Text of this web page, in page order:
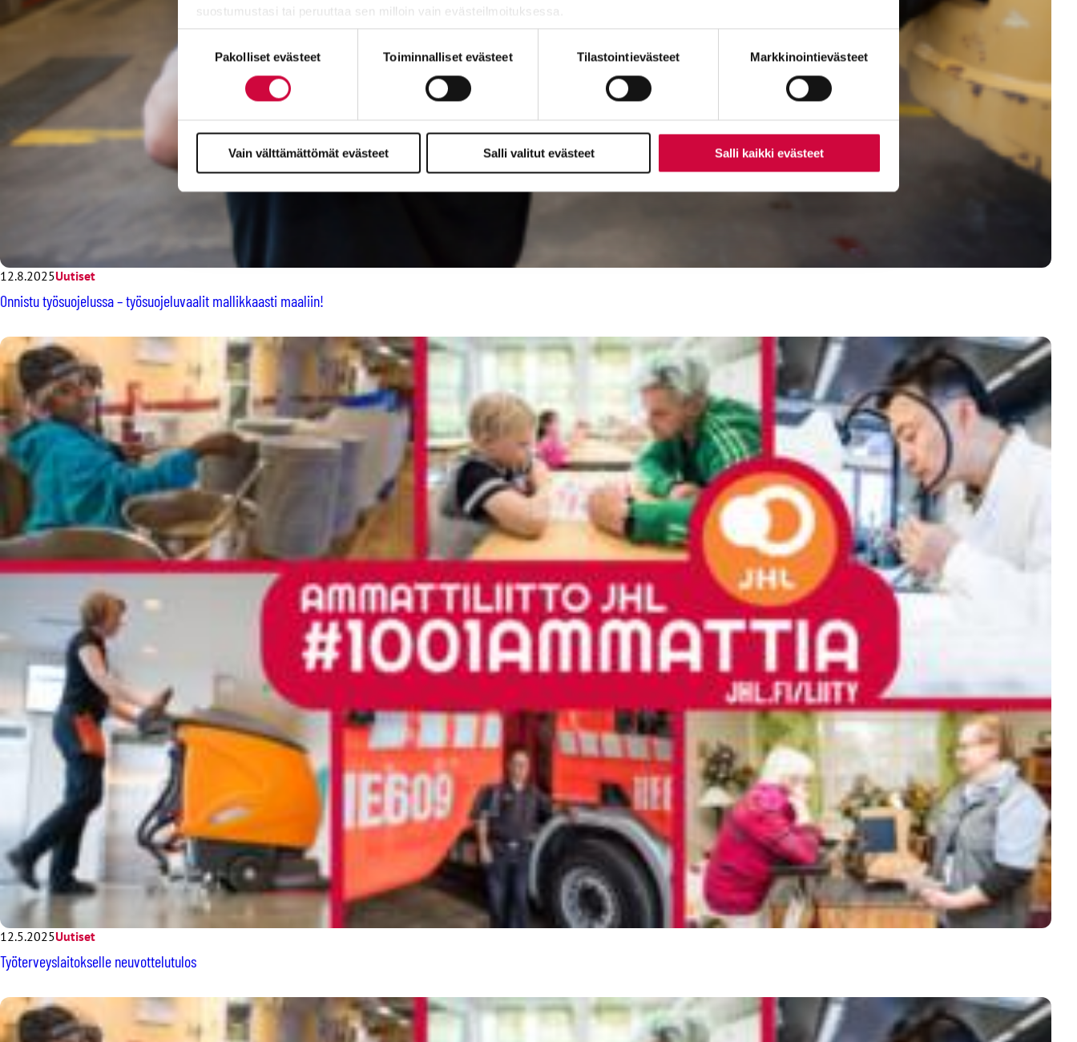
suostumustasi tai peruuttaa sen milloin vain evästeilmoituksessa.
Evästeistä osa on välttämättömiä, osa sivuston toimintaa parantavia, ja osaa käytetään tilastointi- tai
Pakolliset evästeet Toiminnalliset evästeet Tilastointievästeet Markkinointievästeet
Vain välttämättömät evästeet Salli valitut evästeet Salli kaikki evästeet
12.8.2025Uutiset
Onnistu työsuojelussa – työsuojeluvaalit mallikkaasti maaliin!
12.5.2025Uutiset
Työterveyslaitokselle neuvottelutulos